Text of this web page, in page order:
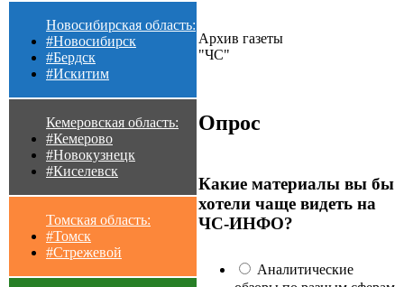
Новосибирская область:
#Новосибирск
#Бердск
#Искитим
Кемеровская область:
#Кемерово
#Новокузнецк
#Киселевск
Томская область:
#Томск
#Стрежевой
Архив газеты
"ЧС"
Опрос
Какие материалы вы бы
хотели чаще видеть на
ЧС-ИНФО?
Аналитические